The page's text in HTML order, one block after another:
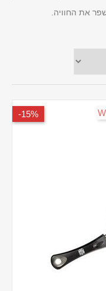
את החוויה.
15%-